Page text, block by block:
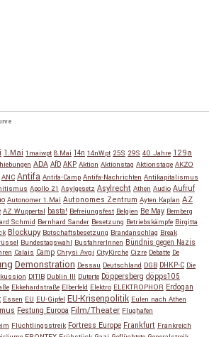
1.Mai 1maiwpt 8.Mai 14n 14nWpt 25S 29S 40 Jahre 129a
ADA AfD AKP Aktion Aktionstag Aktionstage AKZO
ANC Antifa Antifa-Camp Antifa-Nachrichten Antikapitalismus
Apollo 21 Asylgesetz Asylrecht Athen Audio Aufruf
Autonomer 1.Mai Autonomes Zentrum Ayten Kaplan AZ
AZ Wuppertal basta! Befreiungsfest Belgien Be May Bemberg
Schmid Bernhard Sander Besetzung Betriebskämpfe Birgitta
Blockupy Botschaftsbesetzung Brandanschlag Break
Bundestagswahl BusfahrerInnen Bündnis gegen Nazis
Calais Camp Chrysi Avgi CityKirche Cizre Debatte De
Demonstration Dessau Deutschland DGB DHKP-C Die
DITIB Dublin III Duterte Döppersberg döpps105
Ekkehardstraße Elberfeld Elektro ELEKTROPHOR Erdogan
Essen EU EU-Gipfel EU-Krisenpolitik Eulen nach Athen
Festung Europa Film/Theater Flughafen
Flüchtlingsstreik Fortress Europe Frankfurt Frankreich